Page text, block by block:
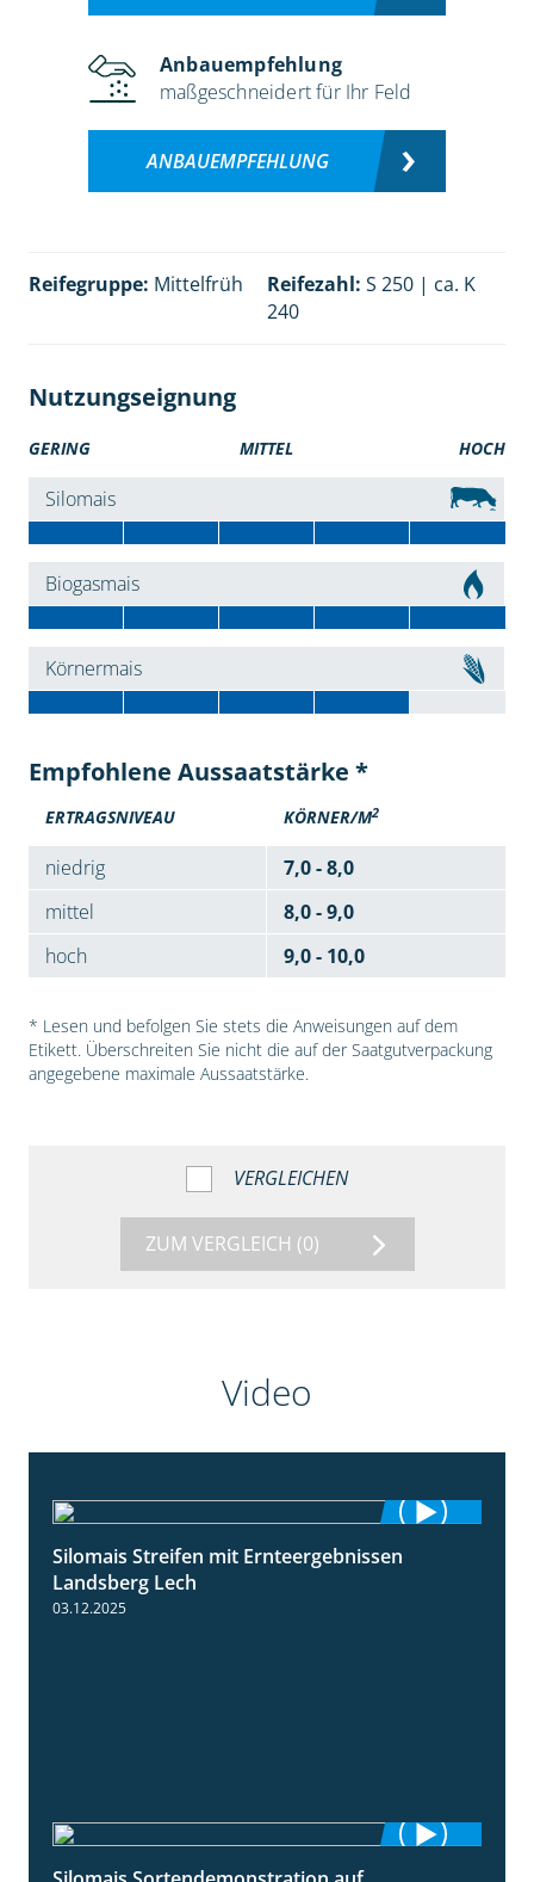
Anbauempfehlung
maßgeschneidert für Ihr Feld
ANBAUEMPFEHLUNG
Reifegruppe: Mittelfrüh Reifezahl: S 250 | ca. K
240
Nutzungseignung
GERING MITTEL HOCH
Silomais
Biogasmais
Körnermais
Empfohlene Aussaatstärke *
ERTRAGSNIVEAU KÖRNER/M2
niedrig
7,0 - 8,0
mittel
8,0 - 9,0
hoch
9,0 - 10,0
* Lesen und befolgen Sie stets die Anweisungen auf dem
Etikett. Überschreiten Sie nicht die auf der Saatgutverpackung
angegebene maximale Aussaatstärke.
VERGLEICHEN
ZUM VERGLEICH (0)
Video
11:01
Silomais Streifen mit Ernteergebnissen
Landsberg Lech
03.12.2025